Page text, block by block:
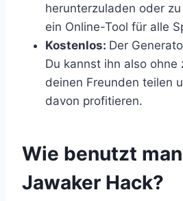
herunterzuladen oder
ein Online-Tool für alle
Kostenlos: Der
Du kannst ihn also ohne
deinen Freunden teilen
davon profitieren.
​Wie benutzt
Jawaker Hack?